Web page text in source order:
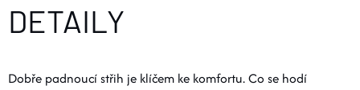
DETAILY
Dobře padnoucí střih je klíčem ke komfortu. Co se hodí